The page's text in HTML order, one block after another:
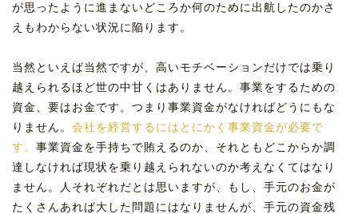
が思ったように進まないどころか何のために出航したのかさ
えもわからない状況に陥ります。
当然といえば当然ですが、高いモチベーションだけでは乗り
越えられるほど世の中甘くはありません。事業をするための
資金、要はお金です。つまり事業資金がなければどうにもな
りません。 会社を経営するにはとにかく事業資金が必要で
す。 事業資金を手持ちで賄えるのか、それともどこからか調
達しなければ現状を乗り越えられないのか考えなくてはなり
ません。人それぞれだとは思いますが、もし、手元のお金が
たくさんあれば大した問題にはなりませんが、手元の資金残